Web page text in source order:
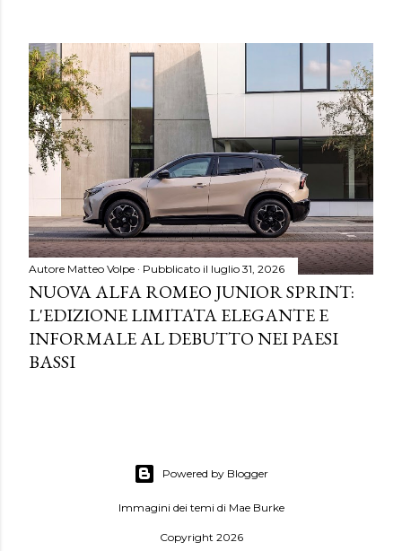
Autore Matteo Volpe Pubblicato il luglio 31, 2026
NUOVA ALFA ROMEO JUNIOR SPRINT:
L'EDIZIONE LIMITATA ELEGANTE E
INFORMALE AL DEBUTTO NEI PAESI
BASSI
Powered by Blogger
Immagini dei temi di Mae Burke
Copyright 2026